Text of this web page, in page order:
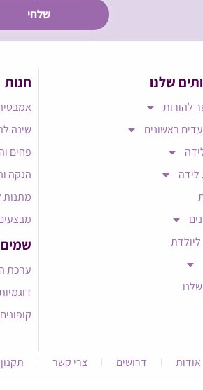
שלנו
להורות
ראשונים
חנות
שינה
פחים
הנקה
מתנות
ערכת
אודות דרושים צרי קשר